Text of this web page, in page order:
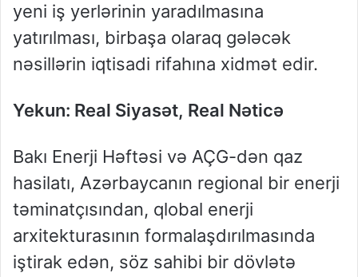
yeni iş yerlərinin yaradılmasına
yatırılması, birbaşa olaraq gələcək
nəsillərin iqtisadi rifahına xidmət edir.
Yekun: Real Siyasət, Real Nəticə
Bakı Enerji Həftəsi və AÇG-dən qaz
hasilatı, Azərbaycanın regional bir enerji
təminatçısından, qlobal enerji
arxitekturasının formalaşdırılmasında
iştirak edən, söz sahibi bir dövlətə